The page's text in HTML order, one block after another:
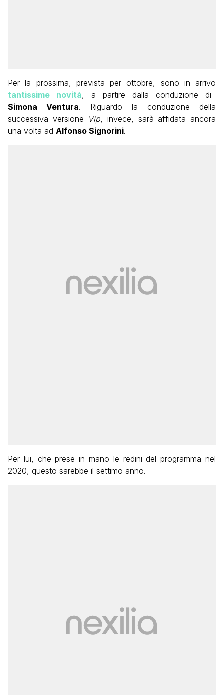
Per la prossima, prevista per ottobre, sono in arrivo
tantissime novità , a partire dalla conduzione di
Simona Ventura. Riguardo la conduzione della
successiva versione Vip , invece, sarà affidata ancora
una volta ad Alfonso Signorini.
Per lui, che prese in mano le redini del programma nel
2020, questo sarebbe il settimo anno.